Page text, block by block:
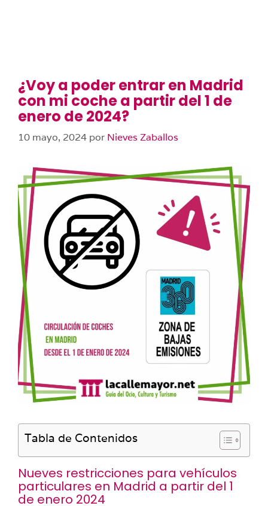
¿Voy a poder entrar en Madrid
con mi coche a partir del 1 de
enero de 2024?
10 mayo, 2024 por Nieves Zaballos
Tabla de Contenidos
Nueves restricciones para vehículos
particulares en Madrid a partir del 1
de enero 2024